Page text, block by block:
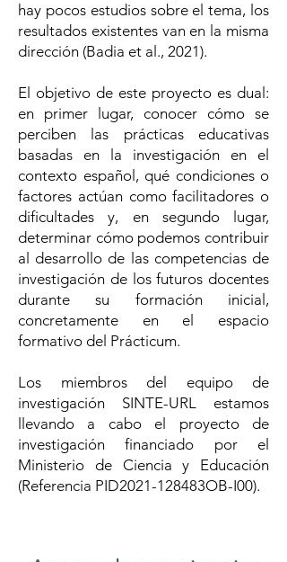
hay pocos estudios sobre el tema, los
resultados existentes van en la misma
dirección (Badia et al., 2021).
El objetivo de este proyecto es dual:
en primer lugar, conocer cómo se
perciben las prácticas educativas
basadas en la investigación en el
contexto español, qué condiciones o
factores actúan como facilitadores o
dificultades y, en segundo lugar,
determinar cómo podemos contribuir
al desarrollo de las competencias de
investigación de los futuros docentes
durante su formación inicial,
concretamente en el espacio
formativo del Prácticum.
Los miembros del equipo de
investigación SINTE-URL estamos
llevando a cabo el proyecto de
investigación financiado por el
Ministerio de Ciencia y Educación
(Referencia PID2021-128483OB-I00).